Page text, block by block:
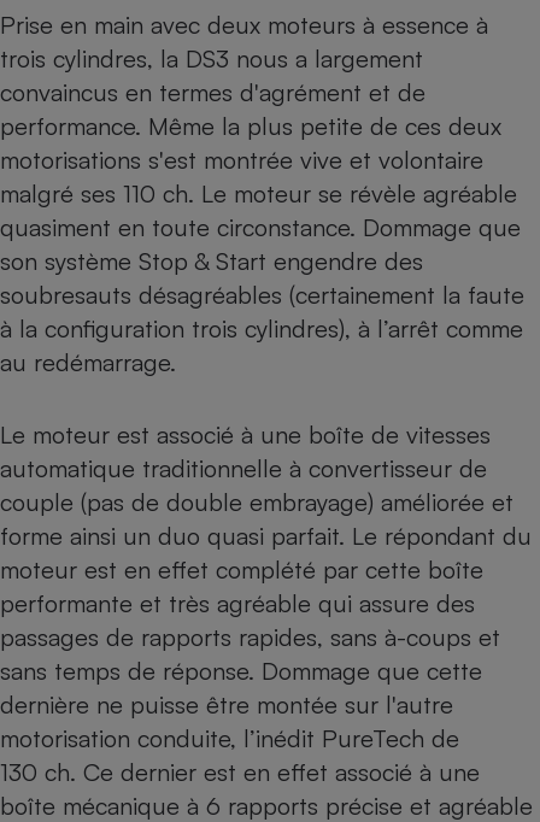
Prise en main avec deux moteurs à essence à
trois cylindres, la DS3 nous a largement
convaincus en termes d'agrément et de
performance. Même la plus petite de ces deux
motorisations s'est montrée vive et volontaire
malgré ses 110 ch. Le moteur se révèle agréable
quasiment en toute circonstance. Dommage que
son système Stop & Start engendre des
soubresauts désagréables (certainement la faute
à la configuration trois cylindres), à l’arrêt comme
au redémarrage.
Le moteur est associé à une boîte de vitesses
automatique traditionnelle à convertisseur de
couple (pas de double embrayage) améliorée et
forme ainsi un duo quasi parfait. Le répondant du
moteur est en effet complété par cette boîte
performante et très agréable qui assure des
passages de rapports rapides, sans à-coups et
sans temps de réponse. Dommage que cette
dernière ne puisse être montée sur l'autre
motorisation conduite, l’inédit PureTech de
130 ch. Ce dernier est en effet associé à une
boîte mécanique à 6 rapports précise et agréable